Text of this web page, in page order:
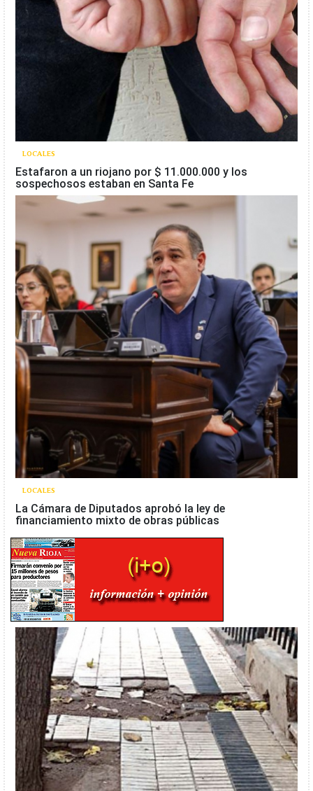
LOCALES
Estafaron a un riojano por $ 11.000.000 y los
sospechosos estaban en Santa Fe
LOCALES
La Cámara de Diputados aprobó la ley de
financiamiento mixto de obras públicas